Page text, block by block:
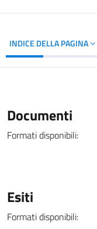
INDICE DELLA PAGINA
Documenti
Formati disponibili:
Esiti
Formati disponibili: